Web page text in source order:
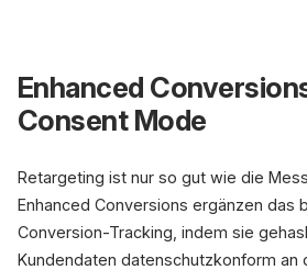
Enhanced
Consent Mode
Retargeting ist nur so gut wie die
Enhanced Conversions ergänzen das
Conversion-Tracking, indem sie
Kundendaten datenschutzkonform an